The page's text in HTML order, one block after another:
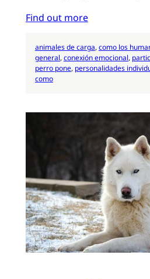
Find out more
animales de carga, como los
general, conexión emocional,
perro pone, personalidades
como